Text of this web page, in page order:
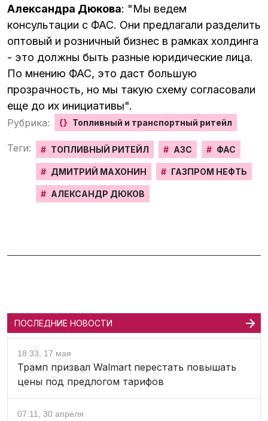
Александра Дюкова: "Мы ведем
консультации с ФАС. Они предлагали разделить
оптовый и розничный бизнес в рамках холдинга
- это должны быть разные юридические лица.
По мнению ФАС, это даст большую
прозрачность, но мы такую схему согласовали
еще до их инициативы".
Рубрика: {} Топливный и транспортный ритейл
Теги: # ТОПЛИВНЫЙ РИТЕЙЛ # АЗС # ФАС
# ДМИТРИЙ МАХОНИН # ГАЗПРОМ НЕФТЬ
# АЛЕКСАНДР ДЮКОВ
ПОСЛЕДНИЕ НОВОСТИ
18:33, 17 мая
Трамп призвал Walmart перестать повышать
цены под предлогом тарифов
07:11, 30 апреля